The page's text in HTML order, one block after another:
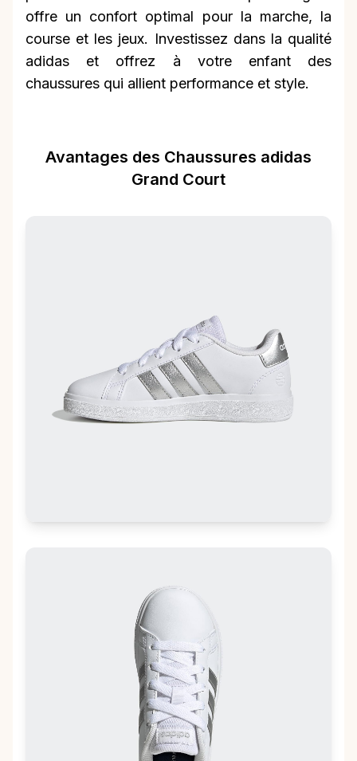
offre un confort optimal pour la marche, la
course et les jeux. Investissez dans la qualité
adidas et offrez à votre enfant des
chaussures qui allient performance et style.
Avantages des Chaussures adidas
Grand Court